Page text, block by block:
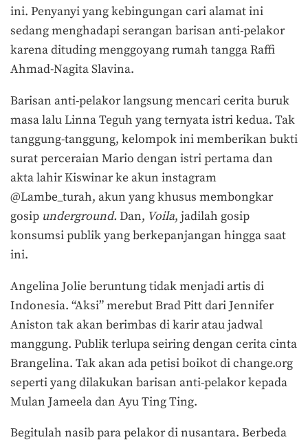
ini. Penyanyi yang kebingungan cari alamat ini
sedang menghadapi serangan barisan anti-pelakor
karena dituding menggoyang rumah tangga Raffi
Ahmad-Nagita Slavina.
Barisan anti-pelakor langsung mencari cerita buruk
masa lalu Linna Teguh yang ternyata istri kedua. Tak
tanggung-tanggung, kelompok ini memberikan bukti
surat perceraian Mario dengan istri pertama dan
akta lahir Kiswinar ke akun instagram
@Lambe_turah, akun yang khusus membongkar
gosip underground.Dan, Voila, jadilah gosip
konsumsi publik yang berkepanjangan hingga saat
ini.
Angelina Jolie beruntung tidak menjadi artis di
Indonesia. “Aksi” merebut Brad Pitt dari Jennifer
Aniston tak akan berimbas di karir atau jadwal
manggung. Publik terlupa seiring dengan cerita cinta
Brangelina. Tak akan ada petisi boikot di change.org
seperti yang dilakukan barisan anti-pelakor kepada
Mulan Jameela dan Ayu Ting Ting.
Begitulah nasib para pelakor di nusantara. Berbeda